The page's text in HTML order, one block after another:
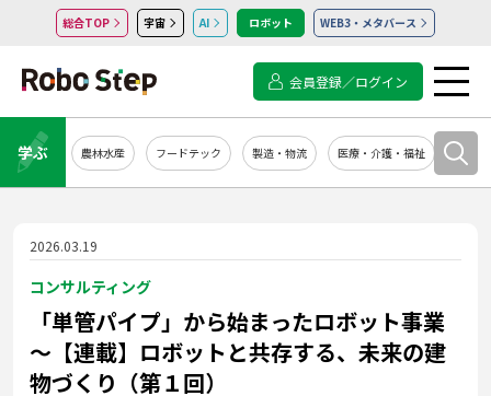
総合TOP 宇宙 AI ロボット WEB3・メタバース
会員登録／ログイン
学ぶ 農林水産 フードテック 製造・物流 医療・介護・福祉 シス
2026.03.19
コンサルティング
「単管パイプ」から始まったロボット事業
～【連載】ロボットと共存する、未来の建
物づくり（第１回）